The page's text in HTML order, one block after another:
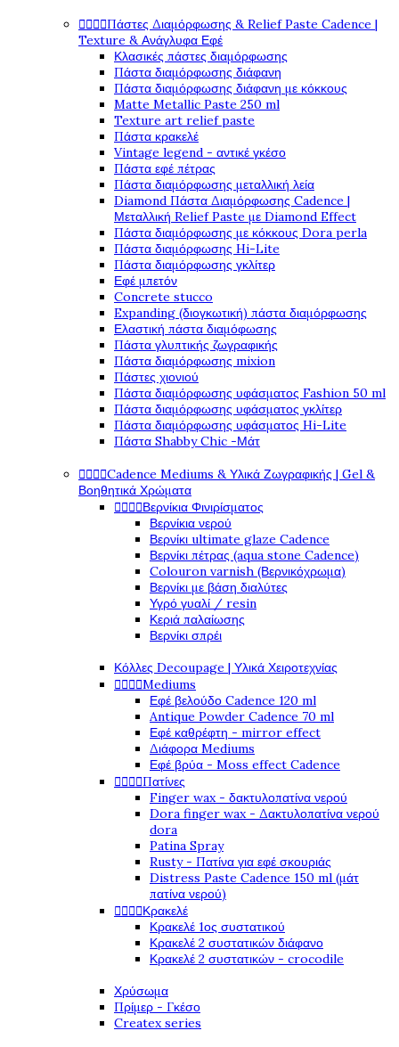
Πάστες Διαμόρφωσης & Relief Paste Cadence |
Texture & Ανάγλυφα Εφέ
Κλασικές πάστες διαμόρφωσης
Πάστα διαμόρφωσης διάφανη
Πάστα διαμόρφωσης διάφανη με κόκκους
Matte Metallic Paste 250 ml
Texture art relief paste
Πάστα κρακελέ
Vintage legend - αντικέ γκέσο
Πάστα εφέ πέτρας
Πάστα διαμόρφωσης μεταλλική λεία
Diamond Πάστα Διαμόρφωσης Cadence |
Μεταλλική Relief Paste με Diamond Effect
Πάστα διαμόρφωσης με κόκκους Dora perla
Πάστα διαμόρφωσης Hi-Lite
Πάστα διαμόρφωσης γκλίτερ
Εφέ μπετόν
Concrete stucco
Expanding (διογκωτική) πάστα διαμόρφωσης
Ελαστική πάστα διαμόφωσης
Πάστα γλυπτικής ζωγραφικής
Πάστα διαμόρφωσης mixion
Πάστες χιονιού
Πάστα διαμόρφωσης υφάσματος Fashion 50 ml
Πάστα διαμόρφωσης υφάσματος γκλίτερ
Πάστα διαμόρφωσης υφάσματος Hi-Lite
Πάστα Shabby Chic -Μάτ
Cadence Mediums & Υλικά Ζωγραφικής | Gel &
Βοηθητικά Χρώματα
Βερνίκια Φινιρίσματος
Βερνίκια νερού
Βερνίκι ultimate glaze Cadence
Βερνίκι πέτρας (aqua stone Cadence)
Colouron varnish (Βερνικόχρωμα)
Βερνίκι με βάση διαλύτες
Υγρό γυαλί / resin
Κεριά παλαίωσης
Βερνίκι σπρέι
Κόλλες Decoupage | Υλικά Χειροτεχνίας
Mediums
Εφέ βελούδο Cadence 120 ml
Antique Powder Cadence 70 ml
Εφέ καθρέφτη - mirror effect
Διάφορα Mediums
Εφέ βρύα - Moss effect Cadence
Πατίνες
Finger wax - δακτυλοπατίνα νερού
Dora finger wax - Δακτυλοπατίνα νερού
dora
Patina Spray
Rusty - Πατίνα για εφέ σκουριάς
Distress Paste Cadence 150 ml (μάτ
πατίνα νερού)
Κρακελέ
Κρακελέ 1ος συστατικού
Κρακελέ 2 συστατικών διάφανο
Κρακελέ 2 συστατικών - crocodile
Χρύσωμα
Πρίμερ - Γκέσο
Createx series